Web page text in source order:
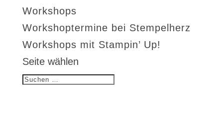
Workshops
Workshoptermine bei Stempelherz
Workshops mit Stampin’ Up!
Seite wählen